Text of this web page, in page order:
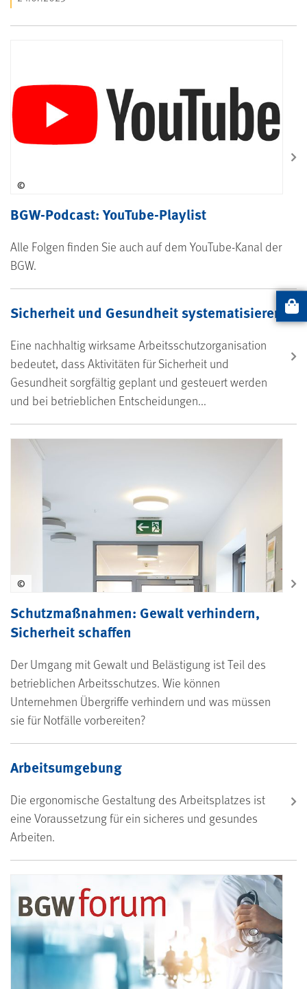
BGW-Podcast: YouTube-Playlist
Alle Folgen finden Sie auch auf dem YouTube-Kanal der
BGW.
©
Sicherheit und Gesundheit systematisieren
Eine nachhaltig wirksame Arbeitsschutzorganisation
bedeutet, dass Aktivitäten für Sicherheit und
Gesundheit sorgfältig geplant und gesteuert werden
und bei betrieblichen Entscheidungen...
Schutzmaßnahmen: Gewalt verhindern,
Sicherheit schaffen
Der Umgang mit Gewalt und Belästigung ist Teil des
betrieblichen Arbeitsschutzes. Wie können
Unternehmen Übergriffe verhindern und was müssen
sie für Notfälle vorbereiten?
©
Arbeitsumgebung
Die ergonomische Gestaltung des Arbeitsplatzes ist
eine Voraussetzung für ein sicheres und gesundes
Arbeiten.
Artikel